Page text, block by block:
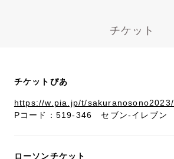
チケット
チケットぴあ
https://w.pia.jp/t/sakuranosono2023/
Pコード：519-346 セブン-イレブン
ローソンチケット